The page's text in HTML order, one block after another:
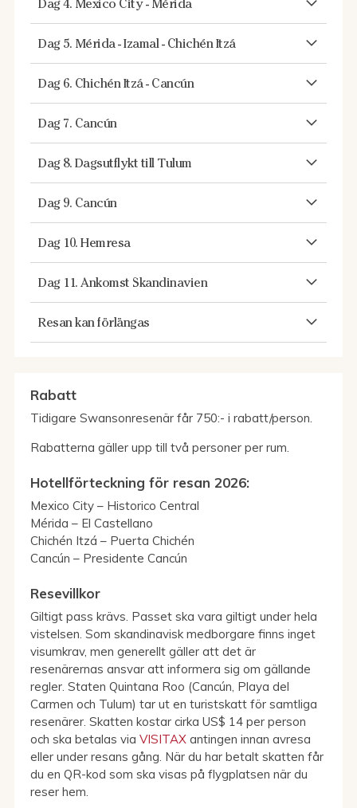
Dag 4. Mexico City - Mérida
Dag 5. Mérida - Izamal - Chichén Itzá
Dag 6. Chichén Itzá - Cancún
Dag 7. Cancún
Dag 8. Dagsutflykt till Tulum
Dag 9. Cancún
Dag 10. Hemresa
Dag 11. Ankomst Skandinavien
Resan kan förlängas
Rabatt
Tidigare Swansonresenär får 750:- i rabatt/person.
Rabatterna gäller upp till två personer per rum.
Hotellförteckning för resan 2026:
Mexico City – Historico Central
Mérida – El Castellano
Chichén Itzá – Puerta Chichén
Cancún – Presidente Cancún
Resevillkor
Giltigt pass krävs. Passet ska vara giltigt under hela
vistelsen. Som skandinavisk medborgare finns inget
visumkrav, men generellt gäller att det är
resenärernas ansvar att informera sig om gällande
regler. Staten Quintana Roo (Cancún, Playa del
Carmen och Tulum) tar ut en turistskatt för samtliga
resenärer. Skatten kostar cirka US$ 14 per person
och ska betalas via VISITAX antingen innan avresa
eller under resans gång. När du har betalt skatten får
du en QR-kod som ska visas på flygplatsen när du
reser hem.